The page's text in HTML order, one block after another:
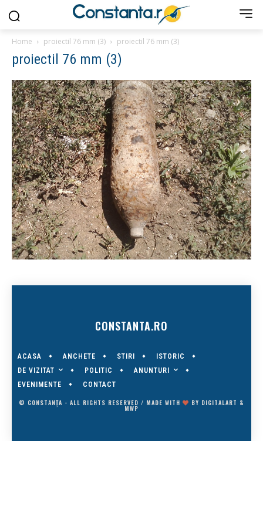
Home proiectil 76 mm (3) proiectil 76 mm (3)
proiectil 76 mm (3)
CONSTANTA.RO
ACASA ANCHETE STIRI
ISTORIC
DE VIZITAT
POLITIC
ANUNTURI
EVENIMENTE
CONTACT
© CONSTANȚA - ALL RIGHTS RESERVED / MADE WITH BY DIGITALART &
MWP